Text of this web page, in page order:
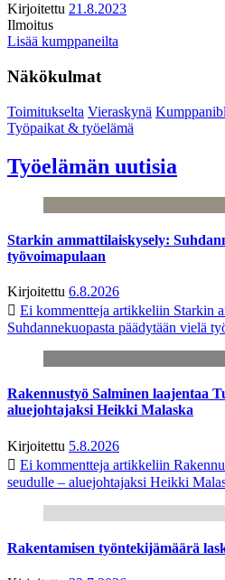
Kirjoitettu 21.8.2023
Ilmoitus
Lisää kumppaneilta
Näkökulmat
Toimitukselta Vieraskynä
Työpaikat & työelämä
Työelämän uutisia
Starkin ammattilaiskysely:
työvoimapulaan
Kirjoitettu 6.8.2026
Ei kommentteja artikkeliin Starkin
Suhdannekuopasta päädytään vielä
Rakennustyö Salminen laajentaa
aluejohtajaksi Heikki Malaska
Kirjoitettu 5.8.2026
Ei kommentteja artikkeliin
seudulle – aluejohtajaksi Heikki
Rakentamisen työntekijämäärä